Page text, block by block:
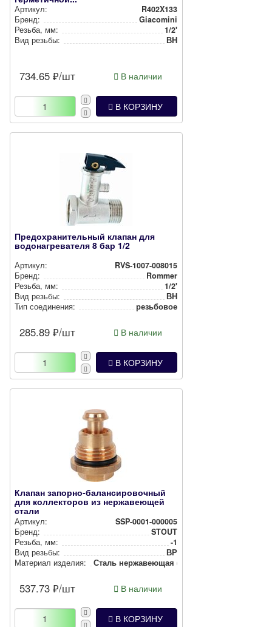
Артикул:
R402X133
Бренд:
Giacomini
Резьба, мм:
1/2'
Вид резьбы:
ВН
734.65 ₽/шт В наличии
В КОРЗИНУ
Предохранительный клапан для
водонагревателя 8 бар 1/2
Артикул:
RVS-1007-008015
Бренд:
Rommer
Резьба, мм:
1/2'
Вид резьбы:
ВН
Тип соединения:
резьбовое
285.89 ₽/шт В наличии
В КОРЗИНУ
Клапан запорно-балансировочный
для коллекторов из нержавеющей
стали
Артикул:
SSP-0001-000005
Бренд:
STOUT
Резьба, мм:
-1
Вид резьбы:
ВР
Материал изделия:
Сталь нер­жа­ве­ющая (INOX)
537.73 ₽/шт В наличии
В КОРЗИНУ